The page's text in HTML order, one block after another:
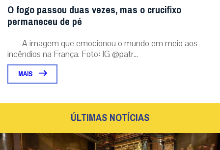
O fogo passou duas vezes, mas o crucifixo
permaneceu de pé
A imagem que emocionou o mundo em meio aos
incêndios na França. Foto: IG @patr...
MAIS
ÚLTIMAS NOTÍCIAS